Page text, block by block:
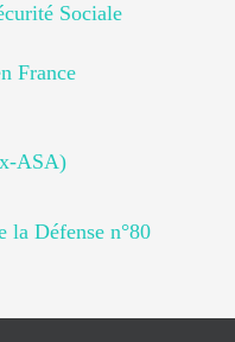
Sociale
France
ASA)
la Défense n°80